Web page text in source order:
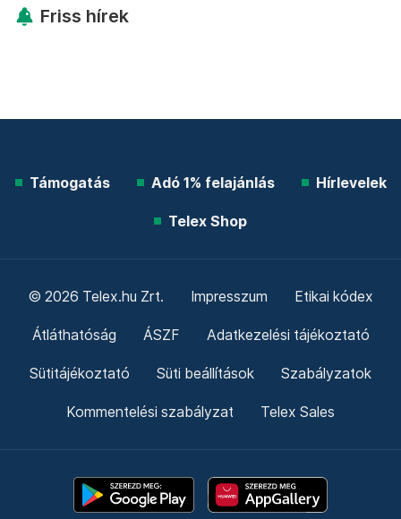
Friss hírek
Támogatás Adó 1% felajánlás Hírlevelek
Telex Shop
© 2026 Telex.hu Zrt. Impresszum Etikai kódex
Átláthatóság ÁSZF Adatkezelési tájékoztató
Sütitájékoztató Süti beállítások Szabályzatok
Kommentelési szabályzat Telex Sales